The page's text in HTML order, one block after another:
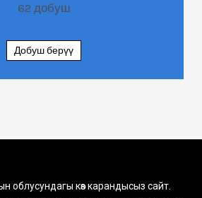
62 добуш
Добуш берүү
облусундагы көз карандысыз сайт.